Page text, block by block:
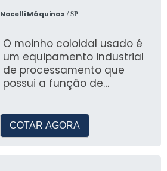
Nocelli Máquinas / SP
O moinho coloidal usado é
um equipamento industrial
de processamento que
possui a função de
elementos, garantem
moagem
COTAR AGORA